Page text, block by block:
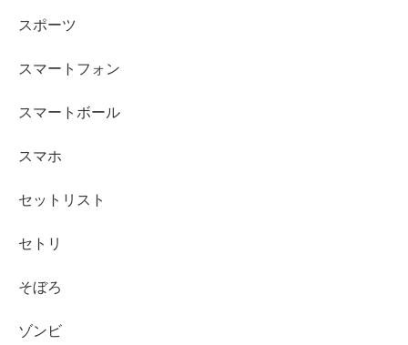
スポーツ
スマートフォン
スマートボール
スマホ
セットリスト
セトリ
そぼろ
ゾンビ